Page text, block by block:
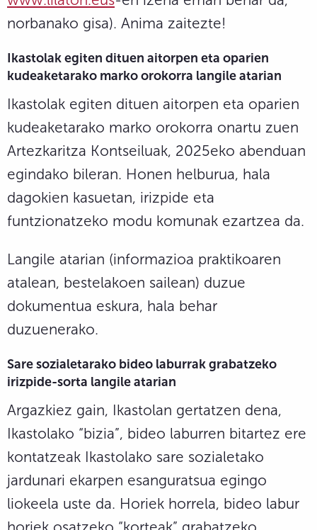
norbanako gisa). Anima zaitezte!
Ikastolak egiten dituen aitorpen eta oparien
kudeaketarako marko orokorra langile atarian
Ikastolak egiten dituen aitorpen eta oparien
kudeaketarako marko orokorra onartu zuen
Artezkaritza Kontseiluak, 2025eko abenduan
egindako bileran. Honen helburua, hala
dagokien kasuetan, irizpide eta
funtzionatzeko modu komunak ezartzea da.
Langile atarian (informazioa praktikoaren
atalean, bestelakoen sailean) duzue
dokumentua eskura, hala behar
duzuenerako.
Sare sozialetarako bideo laburrak grabatzeko
irizpide-sorta langile atarian
Argazkiez gain, Ikastolan gertatzen dena,
Ikastolako “bizia”, bideo laburren bitartez ere
kontatzeak Ikastolako sare sozialetako
jardunari ekarpen esanguratsua egingo
liokeela uste da. Horiek horrela, bideo labur